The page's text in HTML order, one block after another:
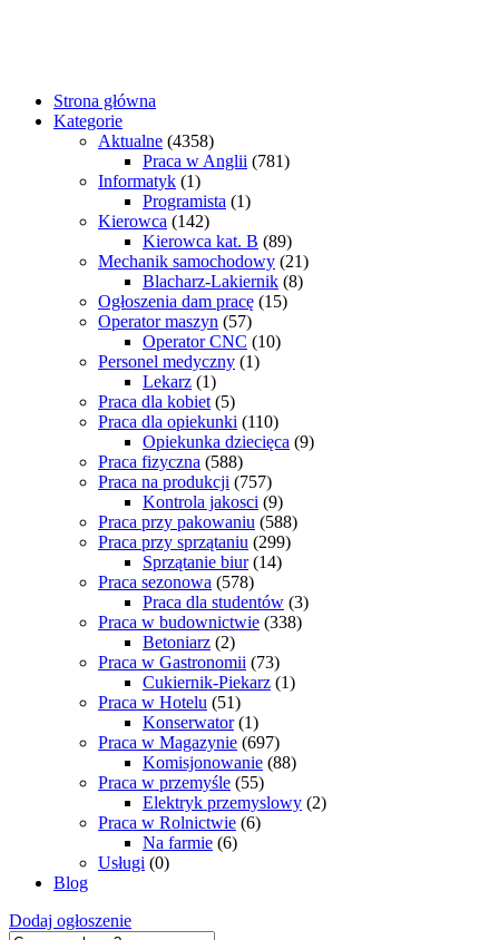
Strona główna
Kategorie
Aktualne (4358)
Praca w Anglii (781)
Informatyk (1)
Programista (1)
Kierowca (142)
Kierowca kat. B (89)
Mechanik samochodowy (21)
Blacharz-Lakiernik (8)
Ogłoszenia dam pracę (15)
Operator maszyn (57)
Operator CNC (10)
Personel medyczny (1)
Lekarz (1)
Praca dla kobiet (5)
Praca dla opiekunki (110)
Opiekunka dziecięca (9)
Praca fizyczna (588)
Praca na produkcji (757)
Kontrola jakosci (9)
Praca przy pakowaniu (588)
Praca przy sprzątaniu (299)
Sprzątanie biur (14)
Praca sezonowa (578)
Praca dla studentów (3)
Praca w budownictwie (338)
Betoniarz (2)
Praca w Gastronomii (73)
Cukiernik-Piekarz (1)
Praca w Hotelu (51)
Konserwator (1)
Praca w Magazynie (697)
Komisjonowanie (88)
Praca w przemyśle (55)
Elektryk przemyslowy (2)
Praca w Rolnictwie (6)
Na farmie (6)
Usługi (0)
Blog
Dodaj ogłoszenie